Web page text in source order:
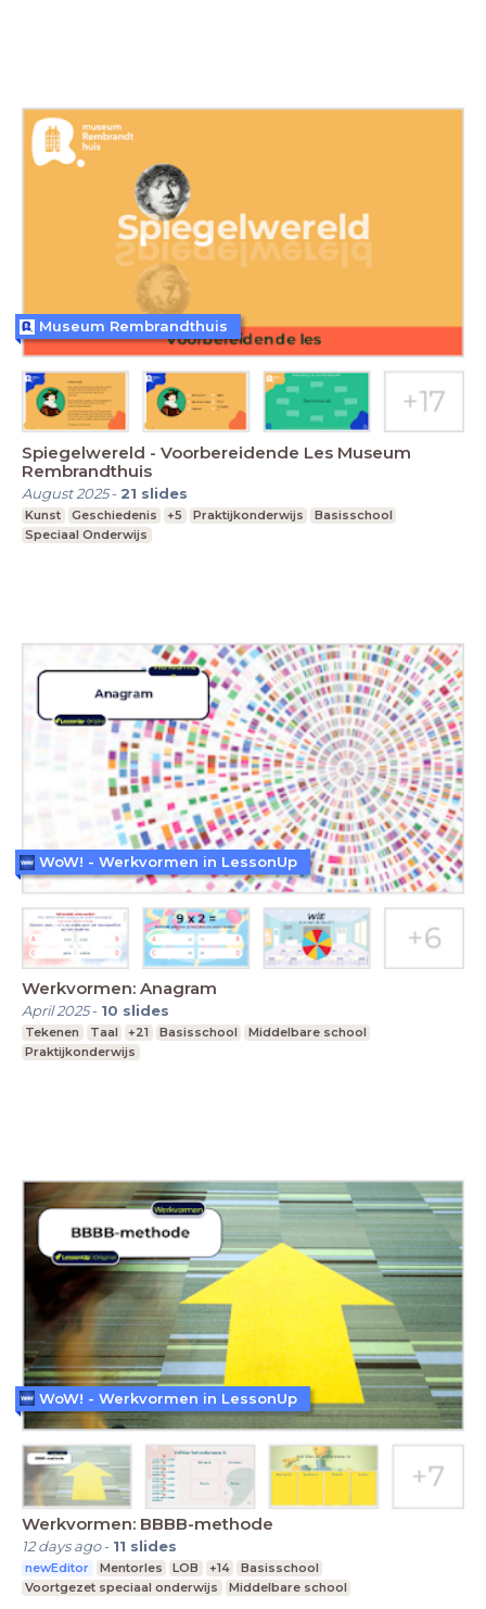
Spiegelwereld - Voorbereidende Les Museum
Rembrandthuis
August 2025- 21 slides
Kunst Geschiedenis +5 Praktijkonderwijs
Basisschool
Speciaal Onderwijs
Museum Rembrandthuis
Werkvormen: Anagram
April 2025- 10 slides
Tekenen Taal +21 Basisschool
Middelbare school
Praktijkonderwijs
WoW! - Werkvormen in LessonUp
Werkvormen: BBBB-methode
12 days ago- 11 slides
newEditor Mentorles LOB +14
Basisschool
Voortgezet speciaal onderwijs
Middelbare school
WoW! - Werkvormen in LessonUp